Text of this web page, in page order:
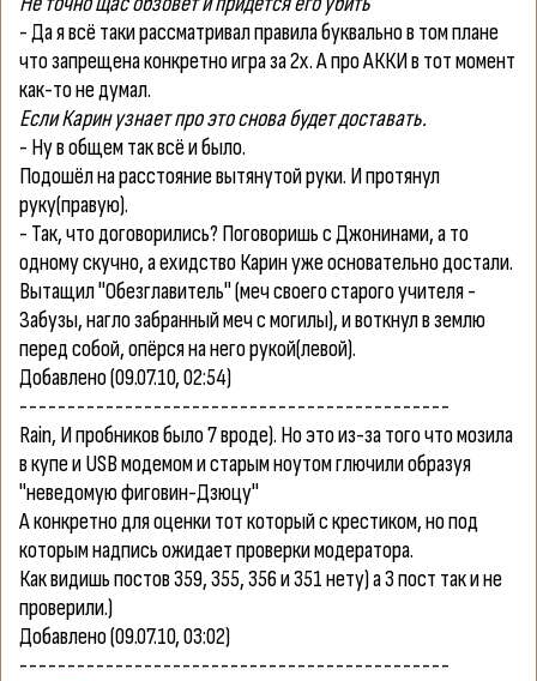
- Да я всё таки рассматривал правила буквально в том плане
что запрещена конкретно игра за 2х. А про АККИ в тот момент
как-то не думал.
Если Карин узнает про это снова будет доставать.
- Ну в общем так всё и было.
Подошёл на расстояние вытянутой руки. И протянул
руку(правую).
- Так, что договорились? Поговоришь с Джонинами, а то
одному скучно, а ехидство Карин уже основательно достали.
Вытащил "Обезглавитель" (меч своего старого учителя -
Забузы, нагло забранный меч с могилы), и воткнул в землю
перед собой, опёрся на него рукой(левой).
Добавлено(09.07.10, 02:54)
---------------------------------------------
Rain, И пробников было 7 вроде). Но это из-за того что мозила
в купе и USB модемом и старым ноутом глючили образуя
"неведомую фиговин-Дзюцу"
А конкретно для оценки тот который с крестиком, но под
которым надпись ожидает проверки модератора.
Как видишь постов 359, 355, 356 и 351 нету) а 3 пост так и не
проверили.)
Добавлено(09.07.10, 03:02)
---------------------------------------------